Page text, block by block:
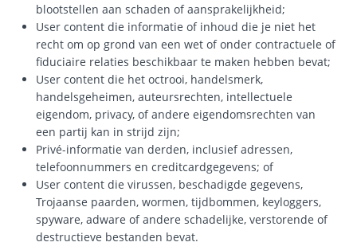
blootstellen aan schaden of aansprakelijkheid;
User content die informatie of inhoud die je niet het
recht om op grond van een wet of onder contractuele of
fiduciaire relaties beschikbaar te maken hebben bevat;
User content die het octrooi, handelsmerk,
handelsgeheimen, auteursrechten, intellectuele
eigendom, privacy, of andere eigendomsrechten van
een partij kan in strijd zijn;
Privé-informatie van derden, inclusief adressen,
telefoonnummers en creditcardgegevens; of
User content die virussen, beschadigde gegevens,
Trojaanse paarden, wormen, tijdbommen, keyloggers,
spyware, adware of andere schadelijke, verstorende of
destructieve bestanden bevat.